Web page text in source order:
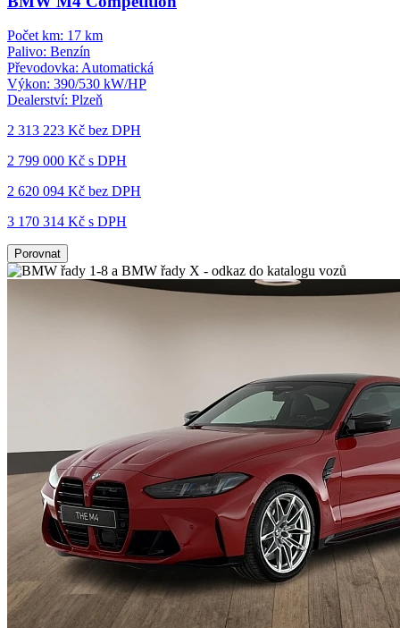
Počet km: 17 km
Palivo: Benzín
Převodovka: Automatická
Výkon: 390/530 kW/HP
Dealerství: Plzeň
2 313 223 Kč bez DPH
2 799 000 Kč s DPH
2 620 094 Kč bez DPH
3 170 314 Kč s DPH
Porovnat